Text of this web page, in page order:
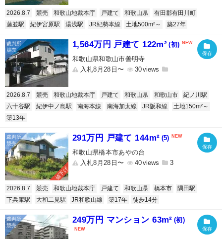
2026.8.7 競売 和歌山地裁本庁 戸建て 和歌山県
有田郡有田川町
藤並駅
紀伊宮原駅 湯浅駅 JR紀勢本線 土地500m²～ 築27年
1,564万円 戸建て 122m² (初)
和歌山県和歌山市善明寺
入札8月28日〜
30
2026.8.7 競売 和歌山地裁本庁 戸建て 和歌山県 和歌山市
紀ノ川駅
六十谷駅
紀伊中ノ島駅 南海本線 南海加太線 JR阪和線
土地150m²～
築13年
値下げ
291万円 戸建て 144m² (5)
和歌山県橋本市あやの台
入札8月28日〜
40 3
2026.8.7 競売 和歌山地裁本庁 戸建て 和歌山県 橋本市
隅田駅
下兵庫駅
大和二見駅 JR和歌山線 築17年 徒歩14分
249万円 マンション 63m² (初)